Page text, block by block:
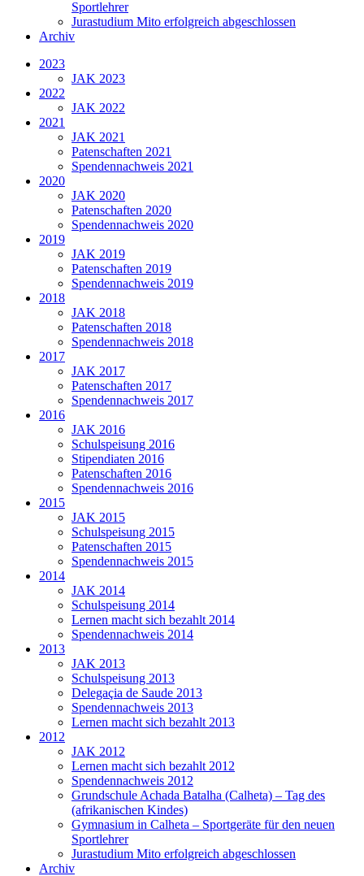
Sportlehrer
Jurastudium Mito erfolgreich abgeschlossen
Archiv
2023
JAK 2023
2022
JAK 2022
2021
JAK 2021
Patenschaften 2021
Spendennachweis 2021
2020
JAK 2020
Patenschaften 2020
Spendennachweis 2020
2019
JAK 2019
Patenschaften 2019
Spendennachweis 2019
2018
JAK 2018
Patenschaften 2018
Spendennachweis 2018
2017
JAK 2017
Patenschaften 2017
Spendennachweis 2017
2016
JAK 2016
Schulspeisung 2016
Stipendiaten 2016
Patenschaften 2016
Spendennachweis 2016
2015
JAK 2015
Schulspeisung 2015
Patenschaften 2015
Spendennachweis 2015
2014
JAK 2014
Schulspeisung 2014
Lernen macht sich bezahlt 2014
Spendennachweis 2014
2013
JAK 2013
Schulspeisung 2013
Delegaçia de Saude 2013
Spendennachweis 2013
Lernen macht sich bezahlt 2013
2012
JAK 2012
Lernen macht sich bezahlt 2012
Spendennachweis 2012
Grundschule Achada Batalha (Calheta) – Tag des
(afrikanischen Kindes)
Gymnasium in Calheta – Sportgeräte für den neuen
Sportlehrer
Jurastudium Mito erfolgreich abgeschlossen
Archiv